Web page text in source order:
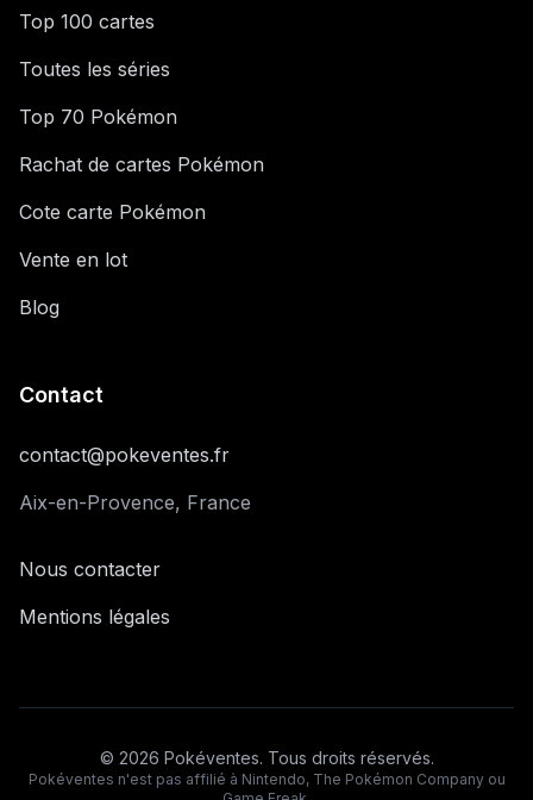
Top 100 cartes
Toutes les séries
Top 70 Pokémon
Rachat de cartes Pokémon
Cote carte Pokémon
Vente en lot
Blog
Contact
contact@pokeventes.fr
Aix-en-Provence, France
Nous contacter
Mentions légales
© 2026 Pokéventes. Tous droits réservés.
Pokéventes n'est pas affilié à Nintendo, The Pokémon Company ou